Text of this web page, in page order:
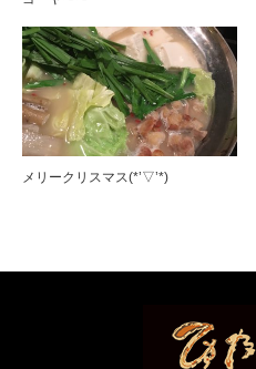
メリークリスマス(*’▽’*)